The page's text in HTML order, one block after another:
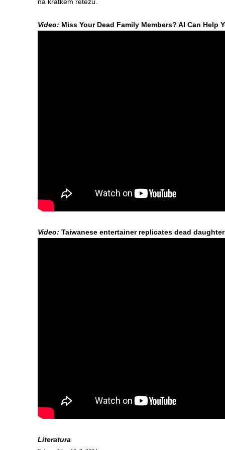
Video: Miss Your Dead Family Members? AI Can Help
Video: Taiwanese entertainer replicates dead
Literatura